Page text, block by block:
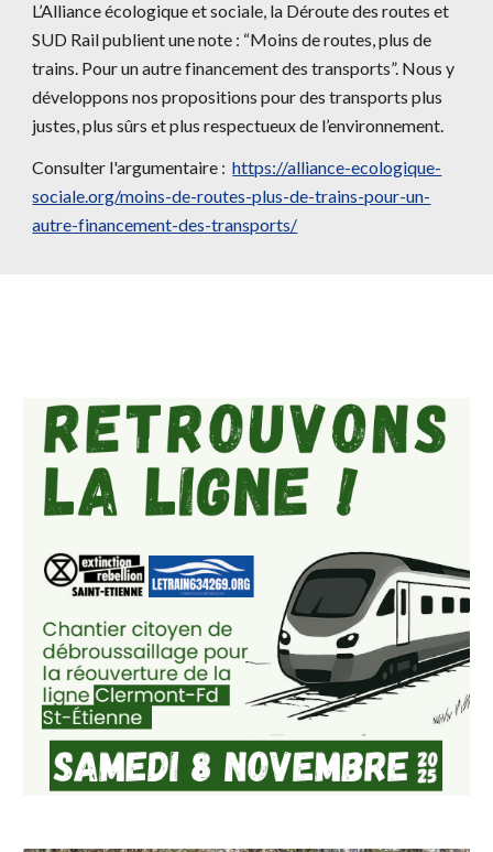
L’Alliance écologique et sociale, la Déroute des routes et
SUD Rail publient une note : “Moins de routes, plus de
trains. Pour un autre financement des transports”. Nous y
développons nos propositions pour des transports plus
justes, plus sûrs et plus respectueux de l’environnement.
Consulter l'argumentaire :https://alliance-ecologique-
sociale.org/moins-de-routes-plus-de-trains-pour-un-
autre-financement-des-transports/